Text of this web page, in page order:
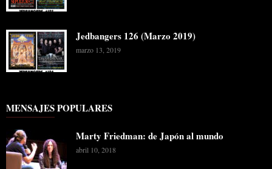
Jedbangers 126 (Marzo 2019)
marzo 13, 2019
MENSAJES POPULARES
Marty Friedman: de Japón al mundo
abril 10, 2018